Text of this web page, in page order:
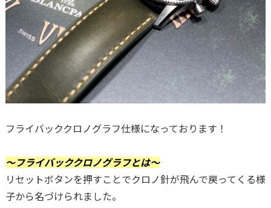
フライバッククロノグラフ仕様になっております！
～フライバッククロノグラフとは～
リセットボタンを押すことでクロノ針が飛んで戻ってくる様
子から名づけられました。